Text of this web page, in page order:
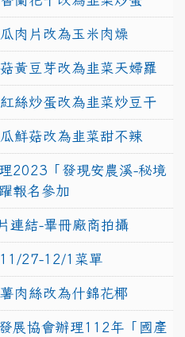
肉片改為玉米肉燥
黃豆芽改為韭菜天婦羅
絲炒蛋改為韭菜炒豆干
鮮菇改為韭菜甜不辣
2023「發現安農溪-秘境
報名參加
連結-畢冊廠商拍攝
27-12/1菜單
肉絲改為什錦花椰
展協會辦理112年「國產